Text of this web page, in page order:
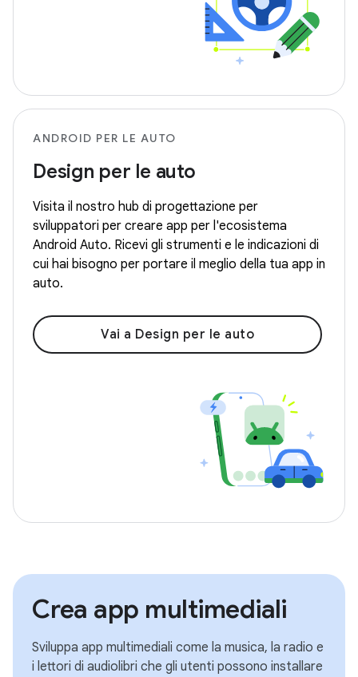
ANDROID PER LE AUTO
Design per le auto
Visita il nostro hub di progettazione per
sviluppatori per creare app per l'ecosistema
Android Auto. Ricevi gli strumenti e le indicazioni di
cui hai bisogno per portare il meglio della tua app in
auto.
Vai a Design per le auto
Crea app multimediali
Sviluppa app multimediali come la musica, la radio e
i lettori di audiolibri che gli utenti possono installare